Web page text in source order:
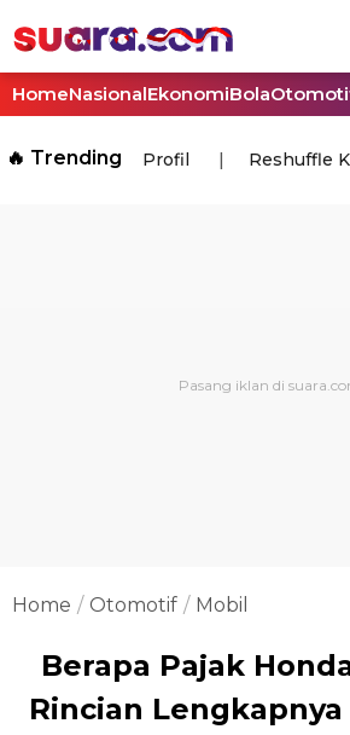
HomeNasionalEkonomiBola
🔥 Trending Profil Reshuffle
Home Otomotif Mobil
Berapa Pajak
Rincian